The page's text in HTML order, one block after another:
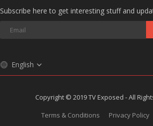
Subscribe here to get interesting stuff and
English
Copyright © 2019 TV Exposed - All
Terms & Conditions
Privacy Policy